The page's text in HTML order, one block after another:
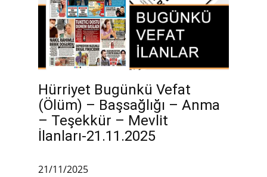
Hürriyet Bugünkü Vefat
(Ölüm) – Başsağlığı – Anma
– Teşekkür – Mevlit
İlanları-21.11.2025
21/11/2025